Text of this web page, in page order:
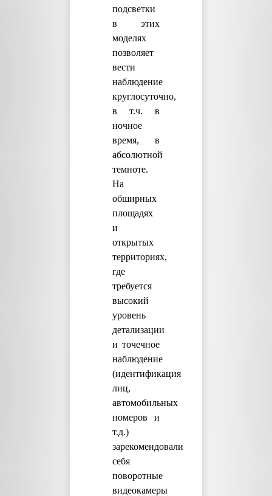
подсветки
в этих
моделях
позволяет
вести
наблюдение
круглосуточно,
в т.ч. в
ночное
время, в
абсолютной
темноте.
На
обширных
площадях
и
открытых
территориях,
где
требуется
высокий
уровень
детализации
и точечное
наблюдение
(идентификация
лиц,
автомобильных
номеров и
т.д.)
зарекомендовали
себя
поворотные
видеокамеры